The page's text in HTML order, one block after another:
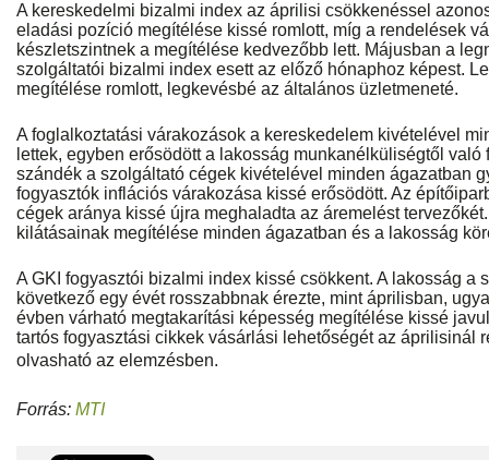
A kereskedelmi bizalmi index az áprilisi csökkenéssel
eladási pozíció megítélése kissé romlott, míg a rendelések
készletszintnek a megítélése kedvezőbb lett. Májusban a
szolgáltatói bizalmi index esett az előző hónaphoz képest.
megítélése romlott, legkevésbé az általános üzletmeneté.
A foglalkoztatási várakozások a kereskedelem kivételével
lettek, egyben erősödött a lakosság munkanélküliségtől való
szándék a szolgáltató cégek kivételével minden ágazatban
fogyasztók inflációs várakozása kissé erősödött. Az
cégek aránya kissé újra meghaladta az áremelést
kilátásainak megítélése minden ágazatban és a lakosság
A GKI fogyasztói bizalmi index kissé csökkent. A lakosság a
következő egy évét rosszabbnak érezte, mint áprilisban,
évben várható megtakarítási képesség megítélése kissé
tartós fogyasztási cikkek vásárlási lehetőségét az áprilisinál
olvasható az elemzésben.
Forrás: MTI